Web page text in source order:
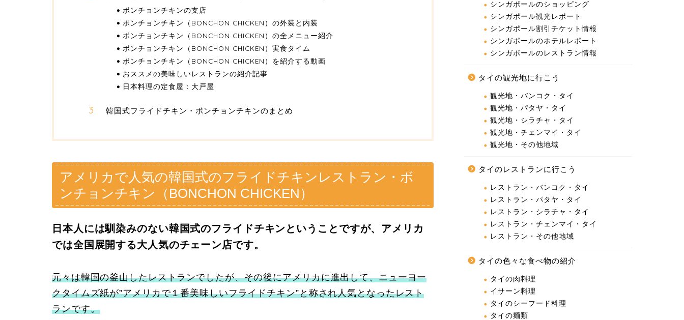
ボンチョンチキンの支店
ボンチョンチキン（BONCHON CHICKEN）の外装と内装
ボンチョンチキン（BONCHON CHICKEN）の全メニュー紹介
ボンチョンチキン（BONCHON CHICKEN）実食タイム
ボンチョンチキン（BONCHON CHICKEN）を紹介する動画
おススメの美味しいレストランの紹介記事
日本料理の定食屋：大戸屋
韓国式フライドチキン・ボンチョンチキンのまとめ
アメリカで人気の韓国式のフライドチキンレストラン・ボ
ンチョンチキン（BONCHON CHICKEN）
日本人には馴染みのない韓国式のフライドチキンということですが、アメリカ
では全国展開する大人気のチェーン店です。
元々は韓国の釜山したレストランでしたが、その後にアメリカに進出して、ニューヨー
クタイムズ紙が”アメリカで１番美味しいフライドチキン”と称され人気となったレスト
ランです。
シンガポールのショッピング
シンガポール観光レポート
シンガポール割引チケット情報
シンガポールのホテルレポート
シンガポールのレストラン情報
タイの観光地に行こう
観光地・バンコク・タイ
観光地・パタヤ・タイ
観光地・シラチャ・タイ
観光地・チェンマイ・タイ
観光地・その他地域
タイのレストランに行こう
レストラン・バンコク・タイ
レストラン・パタヤ・タイ
レストラン・シラチャ・タイ
レストラン・チェンマイ・タイ
レストラン・その他地域
タイの色々な食べ物の紹介
タイの肉料理
イサーン料理
タイのシーフード料理
タイの麺類